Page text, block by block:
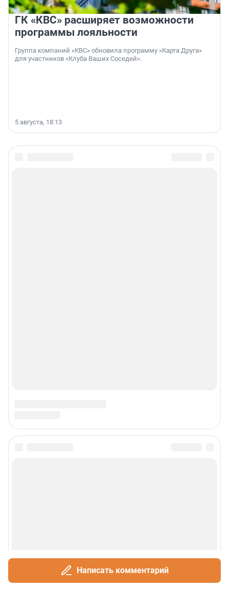
ГК «КВС» расширяет возможности
программы лояльности
Группа компаний «КВС» обновила программу «Карта Друга»
для участников «Клуба Ваших Соседей».
5 августа, 18:13
Написать комментарий